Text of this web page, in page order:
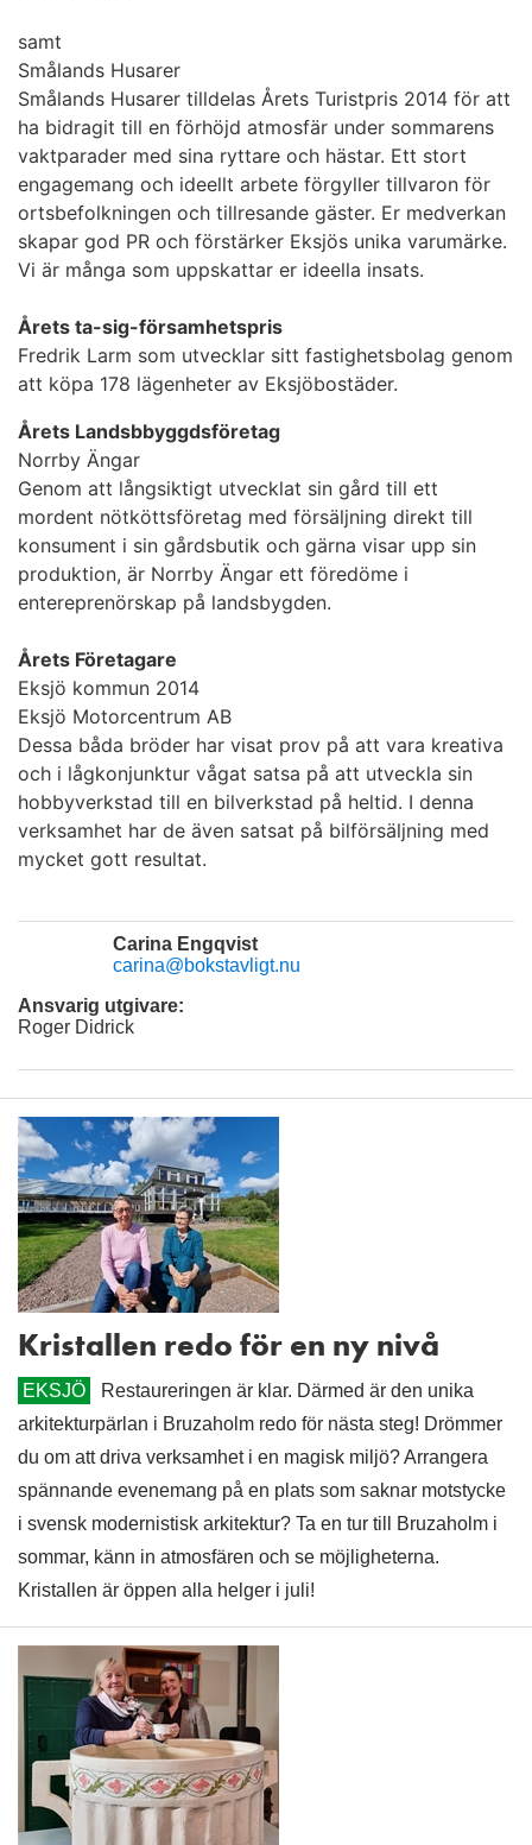
samt
Smålands Husarer
Smålands Husarer tilldelas Årets Turistpris 2014 för att
ha bidragit till en förhöjd atmosfär under sommarens
vaktparader med sina ryttare och hästar. Ett stort
engagemang och ideellt arbete förgyller tillvaron för
ortsbefolkningen och tillresande gäster. Er medverkan
skapar god PR och förstärker Eksjös unika varumärke.
Vi är många som uppskattar er ideella insats.
Årets ta-sig-församhetspris
Fredrik Larm som utvecklar sitt fastighetsbolag genom
att köpa 178 lägenheter av Eksjöbostäder.
Årets Landsbbyggdsföretag
Norrby Ängar
Genom att långsiktigt utvecklat sin gård till ett
mordent nötköttsföretag med försäljning direkt till
konsument i sin gårdsbutik och gärna visar upp sin
produktion, är Norrby Ängar ett föredöme i
entereprenörskap på landsbygden.
Årets Företagare
Eksjö kommun 2014
Eksjö Motorcentrum AB
Dessa båda bröder har visat prov på att vara kreativa
och i lågkonjunktur vågat satsa på att utveckla sin
hobbyverkstad till en bilverkstad på heltid. I denna
verksamhet har de även satsat på bilförsäljning med
mycket gott resultat.
Carina Engqvist
carina@bokstavligt.nu
Ansvarig utgivare:
Roger Didrick
Kristallen redo för en ny nivå
EKSJÖ
Restaureringen är klar. Därmed är den unika
arkitekturpärlan i Bruzaholm redo för nästa steg! Drömmer
du om att driva verksamhet i en magisk miljö? Arrangera
spännande evenemang på en plats som saknar motstycke
i svensk modernistisk arkitektur? Ta en tur till Bruzaholm i
sommar, känn in atmosfären och se möjligheterna.
Kristallen är öppen alla helger i juli!